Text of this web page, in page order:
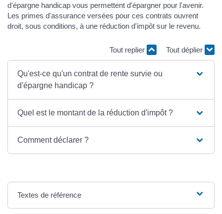
d'épargne handicap vous permettent d'épargner pour l'avenir.
Les primes d'assurance versées pour ces contrats ouvrent
droit, sous conditions, à une réduction d'impôt sur le revenu.
Tout replier Tout déplier
Qu'est-ce qu'un contrat de rente survie ou
d'épargne handicap ?
Quel est le montant de la réduction d'impôt ?
Comment déclarer ?
Textes de référence